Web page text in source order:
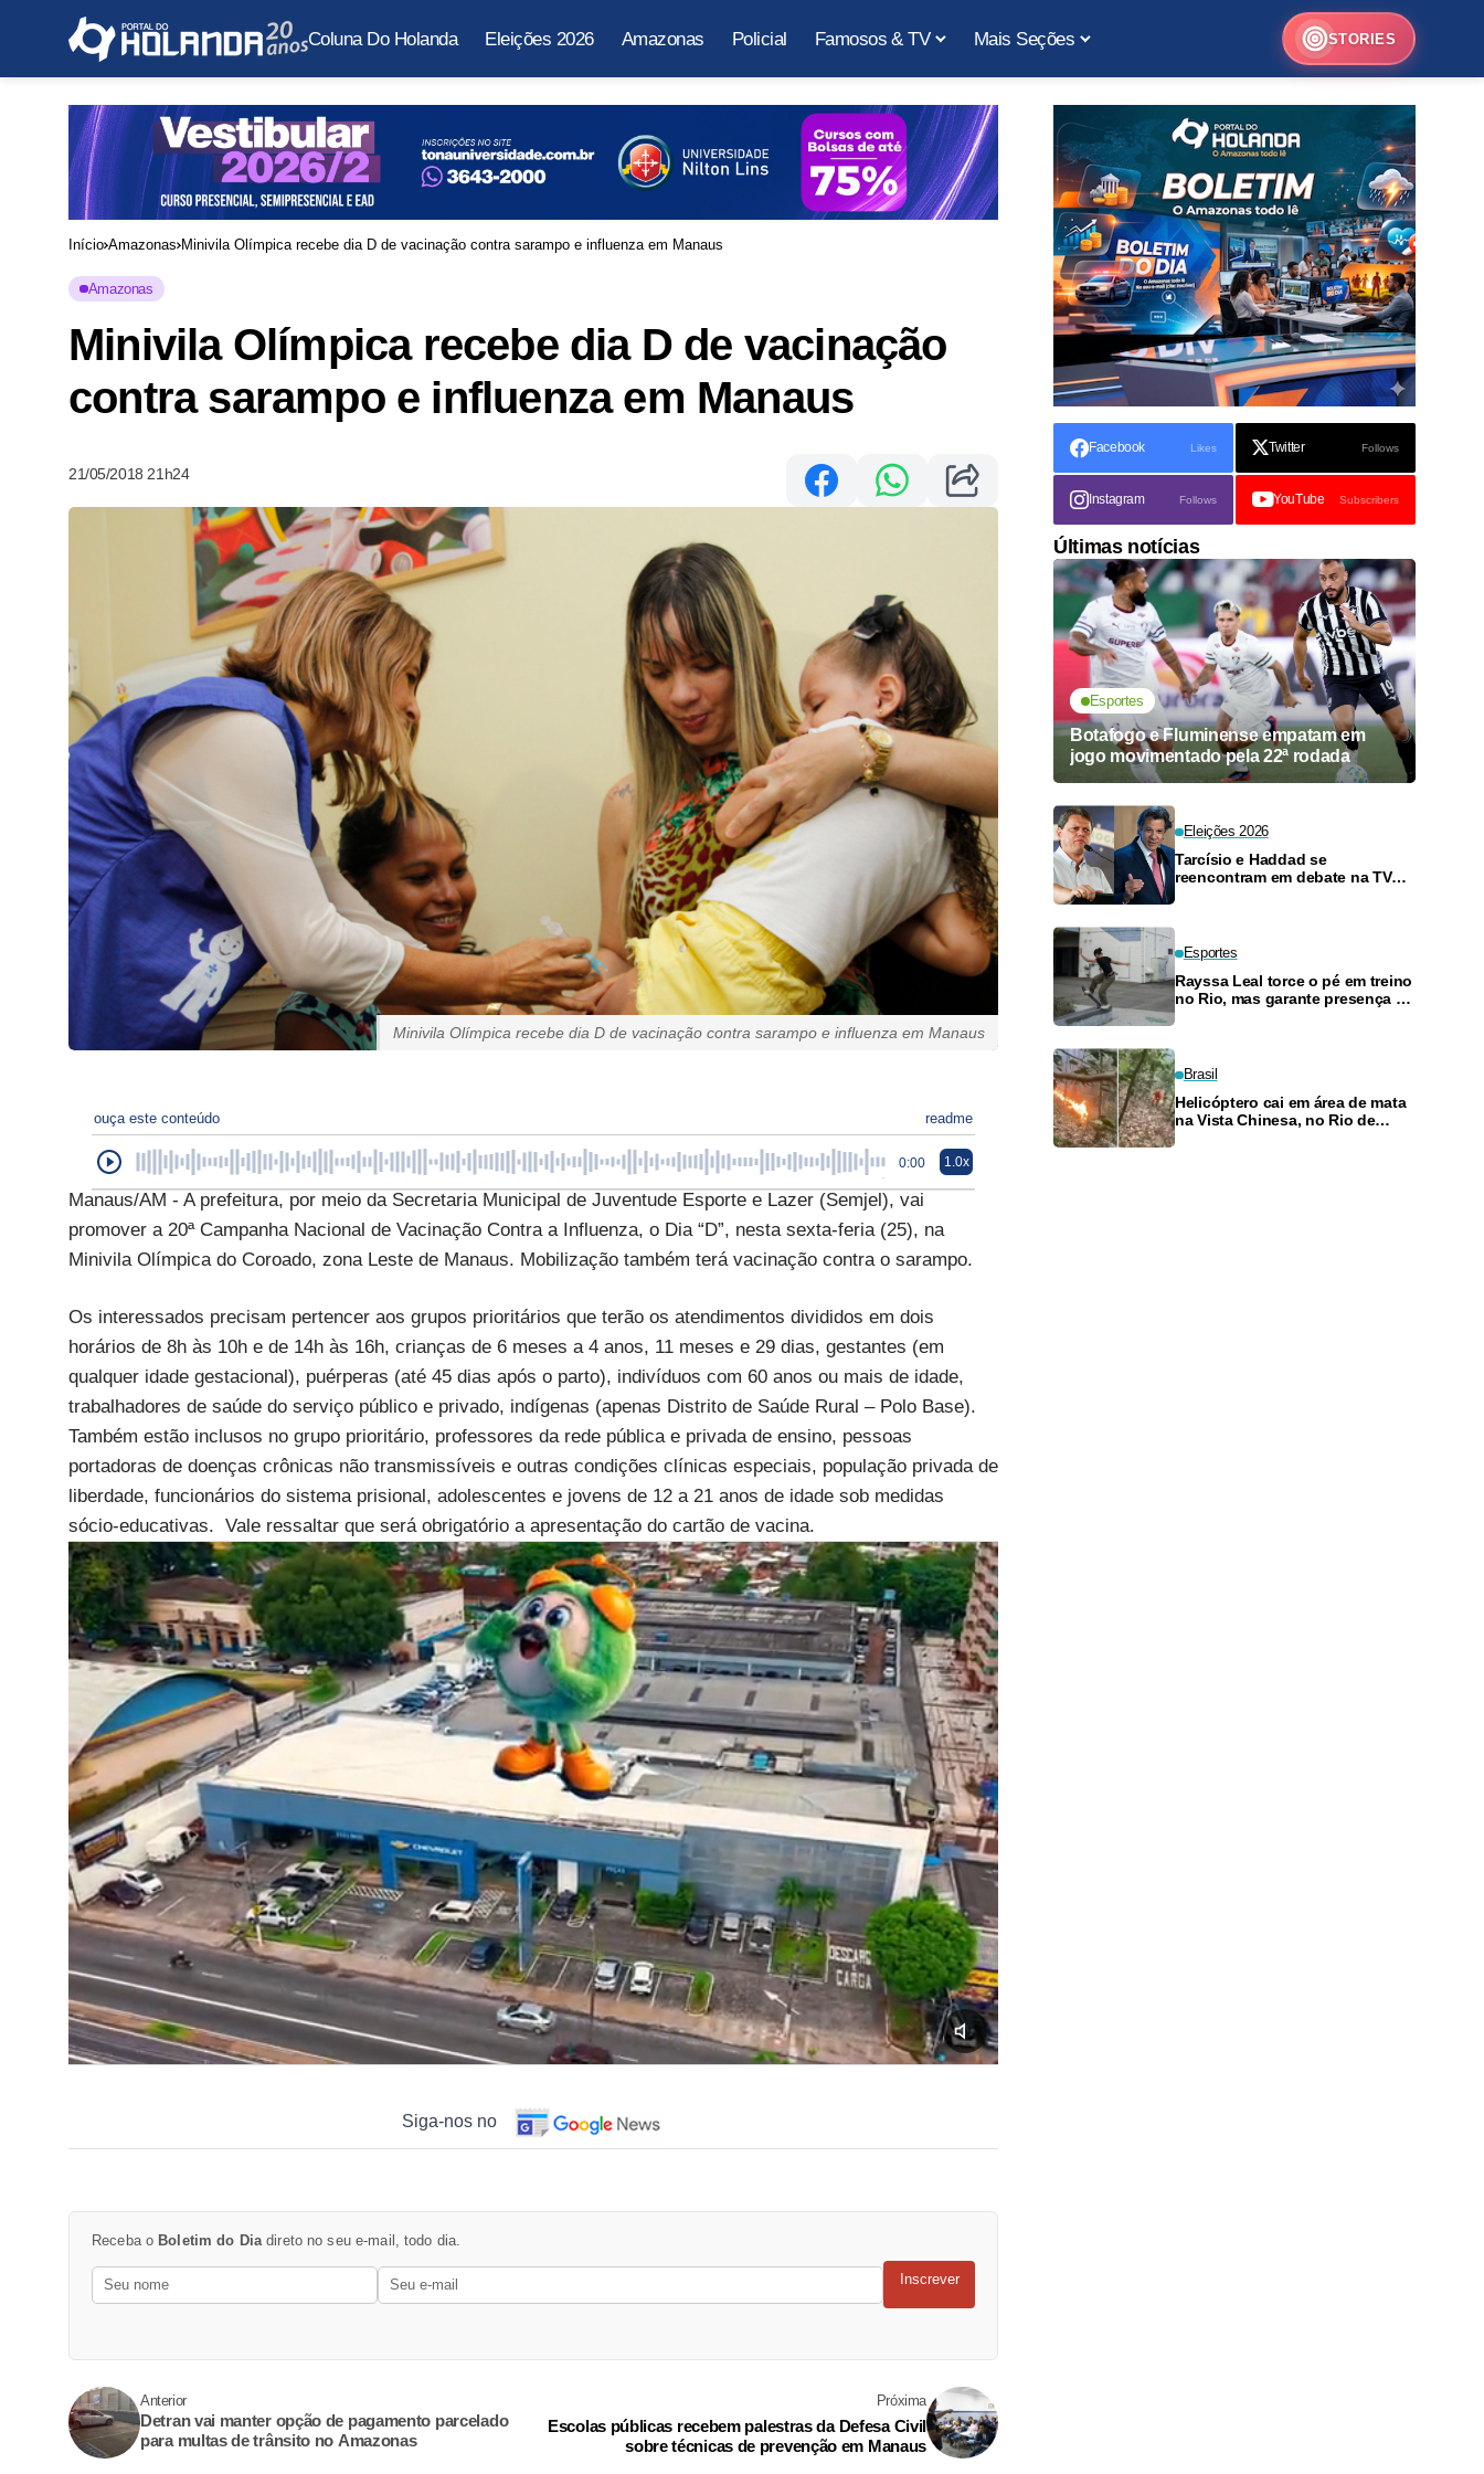
Coluna Do Holanda Eleições 2026 Amazonas Policial Famosos & TV Mais Seções STORIES
Início Amazonas Minivila Olímpica recebe dia D de vacinação contra sarampo e influenza em Manaus
Amazonas
Minivila Olímpica recebe dia D de vacinação
contra sarampo e influenza em Manaus
21/05/2018 21h24
Minivila Olímpica recebe dia D de vacinação contra sarampo e influenza em Manaus
ouça este conteúdo readme
0:00 1.0x
Manaus/AM - A prefeitura, por meio da Secretaria Municipal de Juventude Esporte e Lazer (Semjel), vai
promover a 20ª Campanha Nacional de Vacinação Contra a Influenza, o Dia “D”, nesta sexta-feria (25), na
Minivila Olímpica do Coroado, zona Leste de Manaus. Mobilização também terá vacinação contra o sarampo.
Os interessados precisam pertencer aos grupos prioritários que terão os atendimentos divididos em dois
horários de 8h às 10h e de 14h às 16h, crianças de 6 meses a 4 anos, 11 meses e 29 dias, gestantes (em
qualquer idade gestacional), puérperas (até 45 dias após o parto), indivíduos com 60 anos ou mais de idade,
trabalhadores de saúde do serviço público e privado, indígenas (apenas Distrito de Saúde Rural – Polo Base).
Também estão inclusos no grupo prioritário, professores da rede pública e privada de ensino, pessoas
portadoras de doenças crônicas não transmissíveis e outras condições clínicas especiais, população privada de
liberdade, funcionários do sistema prisional, adolescentes e jovens de 12 a 21 anos de idade sob medidas
sócio-educativas. Vale ressaltar que será obrigatório a apresentação do cartão de vacina.
Siga-nos no
Receba o Boletim do Dia direto no seu e-mail, todo dia.
Inscrever
Anterior
Detran vai manter opção de pagamento parcelado
para multas de trânsito no Amazonas
Próxima
Escolas públicas recebem palestras da Defesa Civil
sobre técnicas de prevenção em Manaus
Facebook Likes Twitter Follows
Instagram Follows YouTube Subscribers
Últimas notícias
Esportes
Botafogo e Fluminense empatam em
jogo movimentado pela 22ª rodada
Eleições 2026
Tarcísio e Haddad se
reencontram em debate na TV
Esportes
Rayssa Leal torce o pé em treino
no Rio, mas garante presença no
Brasil
Helicóptero cai em área de mata
na Vista Chinesa, no Rio de